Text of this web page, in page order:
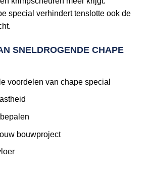
special verhindert tenslotte ook de
SNELDROGENDE CHAPE
voordelen van chape special
bouwproject